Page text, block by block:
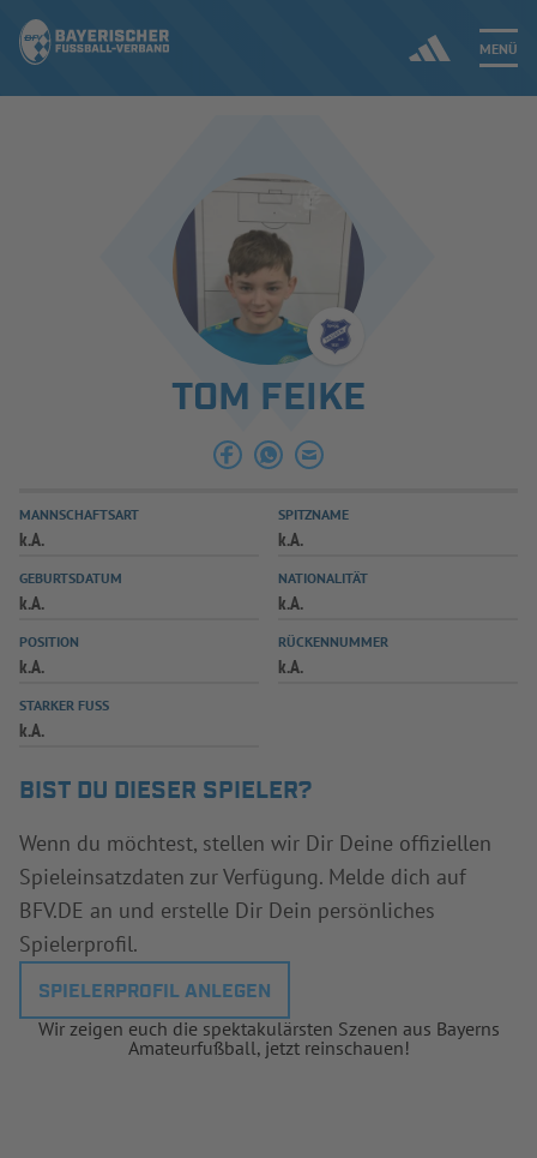
MENÜ
ERGEBNISSE & WETTBEWERBE
SPIELBETRIEB & VERBANDSLEBEN
AUSBILDUNG & FÖRDERUNG
SPIELPLUS
TOM FEIKE
MANNSCHAFTSART
k.A.
SPITZNAME
k.A.
GEBURTSDATUM
k.A.
NATIONALITÄT
k.A.
POSITION
k.A.
RÜCKENNUMMER
k.A.
STARKER FUSS
k.A.
BIST DU DIESER SPIELER?
Wenn du möchtest, stellen wir Dir Deine offiziellen
Spieleinsatzdaten zur Verfügung. Melde dich auf
BFV.DE an und erstelle Dir Dein persönliches
Spielerprofil.
SPIELERPROFIL ANLEGEN
Wir zeigen euch die spektakulärsten Szenen aus Bayerns
Amateurfußball, jetzt reinschauen!